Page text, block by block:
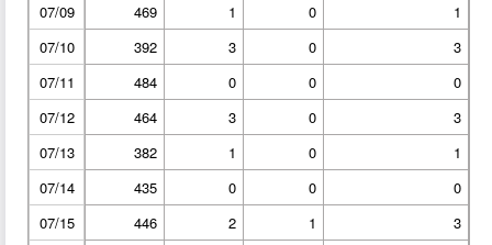
07/09
469 1 0
1
07/10
392 3 0
3
07/11
484 0 0
0
07/12
464 3 0
3
07/13
382 1 0
1
07/14
435 0 0
0
07/15
446 2 1
3